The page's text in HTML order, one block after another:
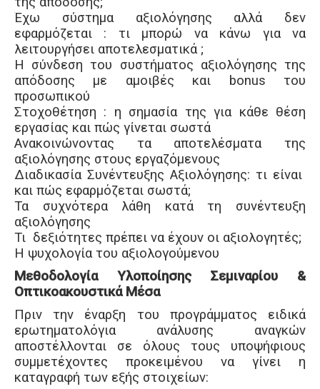
Έχω σύστημα αξιολόγησης αλλά δεν
εφαρμόζεται : τι μπορώ να κάνω για να
λειτουργήσει αποτελεσματικά ;
Η σύνδεση του συστήματος αξιολόγησης της
απόδοσης με αμοιβές και bonus του
προσωπικού
Στοχοθέτηση : η σημασία της για κάθε θέση
εργασίας και πώς γίνεται σωστά
Ανακοινώνοντας τα αποτελέσματα της
αξιολόγησης στους εργαζόμενους
Διαδικασία Συνέντευξης Αξιολόγησης: τι είναι
και πώς εφαρμόζεται σωστά;
Τα συχνότερα λάθη κατά τη συνέντευξη
αξιολόγησης
Τι δεξιότητες πρέπει να έχουν οι αξιολογητές;
Η ψυχολογία του αξιολογούμενου
Μεθοδολογία Υλοποίησης Σεμιναρίου &
Οπτικοακουστικά Μέσα
Πριν την έναρξη του προγράμματος ειδικά
ερωτηματολόγια ανάλυσης αναγκών
αποστέλλονται σε όλους τους υποψήφιους
συμμετέχοντες προκειμένου να γίνει η
καταγραφή των εξής στοιχείων: